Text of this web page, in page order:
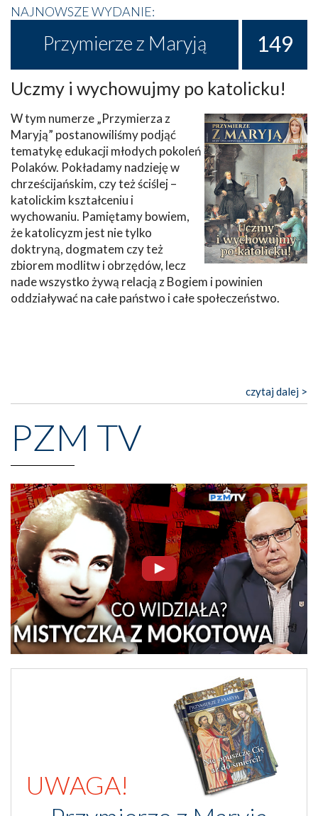
NAJNOWSZE WYDANIE:
Przymierze z Maryją 149
Uczmy i wychowujmy po katolicku!
W tym numerze „Przymierza z
Maryją” postanowiliśmy podjąć
tematykę edukacji młodych pokoleń
Polaków. Pokładamy nadzieję w
chrześcijańskim, czy też ściślej –
katolickim kształceniu i
wychowaniu. Pamiętamy bowiem,
że katolicyzm jest nie tylko
doktryną, dogmatem czy też
zbiorem modlitw i obrzędów, lecz
nade wszystko żywą relacją z Bogiem i powinien
oddziaływać na całe państwo i całe społeczeństwo.
czytaj dalej >
PZM TV
UWAGA!